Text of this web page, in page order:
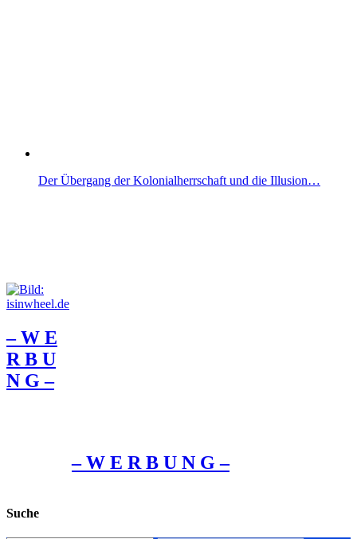
Der Übergang der Kolonialherrschaft und die Illusion…
– W Ε
R Β U
Ν G –
– W Ε R Β U Ν G –
Suche